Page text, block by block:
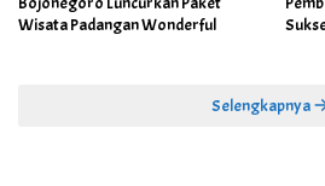
Wisata Padangan Wonderful
Selengkapnya